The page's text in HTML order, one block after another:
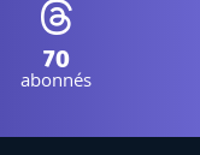
Threads :
70
abonnés